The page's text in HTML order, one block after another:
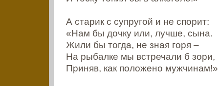
А старик с супругой и не спорит:
«Нам бы дочку или, лучше, сына.
Жили бы тогда, не зная горя –
На рыбалке мы встречали б зори,
Приняв, как положено мужчинам!»